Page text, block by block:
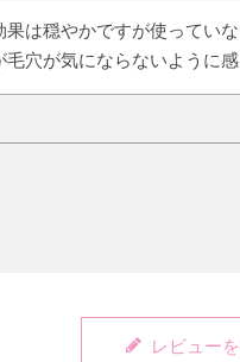
は穏やかですが使ってい
穴が気にならないように感
レビュー